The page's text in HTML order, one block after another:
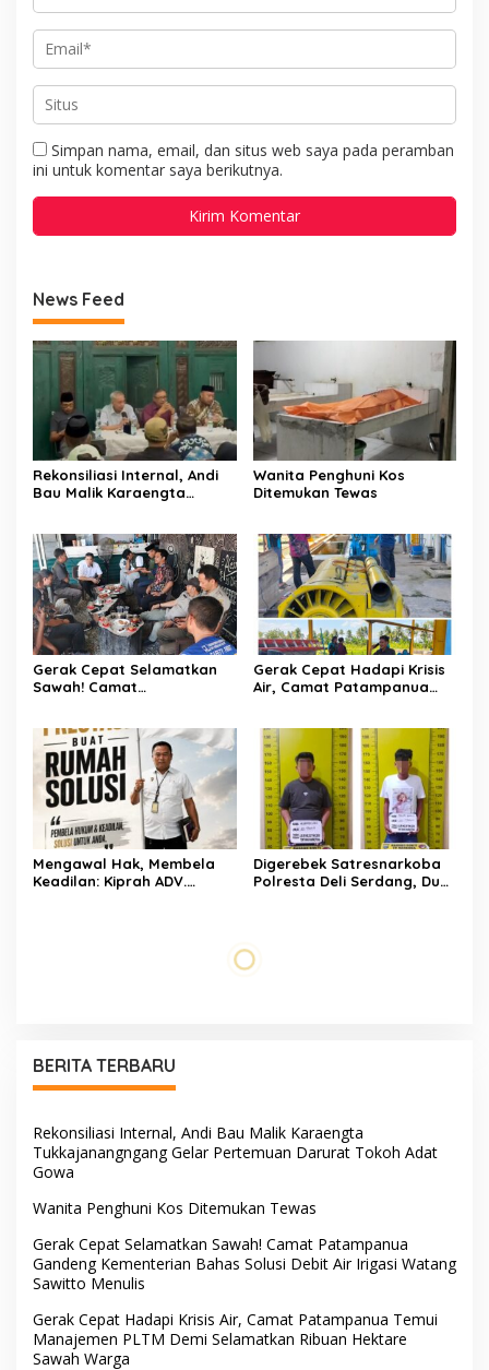
Simpan nama, email, dan situs web saya pada peramban
ini untuk komentar saya berikutnya.
News Feed
Rekonsiliasi Internal, Andi
Bau Malik Karaengta
Adat Gowa
Wanita Penghuni Kos
Ditemukan Tewas
Gerak Cepat Selamatkan
Sawah! Camat
Debit Air Irigasi Watang
Sawitto Menulis
Gerak Cepat Hadapi Krisis
Air, Camat Patampanua
Hektare Sawah Warga
Mengawal Hak, Membela
Keadilan: Kiprah ADV.
Digerebek Satresnarkoba
Polresta Deli Serdang, Dua
BERITA TERBARU
Rekonsiliasi Internal, Andi Bau Malik Karaengta
Tukkajanangngang Gelar Pertemuan Darurat Tokoh Adat
Gowa
Wanita Penghuni Kos Ditemukan Tewas
Gerak Cepat Selamatkan Sawah! Camat Patampanua
Gandeng Kementerian Bahas Solusi Debit Air Irigasi Watang
Sawitto Menulis
Gerak Cepat Hadapi Krisis Air, Camat Patampanua Temui
Manajemen PLTM Demi Selamatkan Ribuan Hektare
Sawah Warga